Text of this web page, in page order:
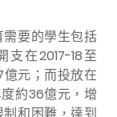
要的學生包括
在2017-18至
元；而投放在
約36億元，增